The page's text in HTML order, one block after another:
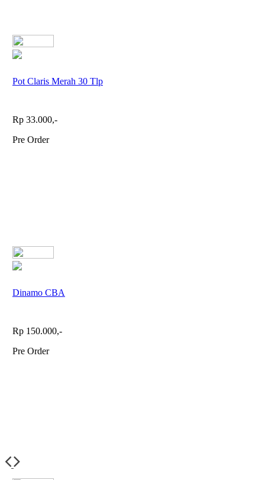
Pot Claris Merah 30 Tlp
Rp 33.000,-
Pre Order
Dinamo CBA
Rp 150.000,-
Pre Order